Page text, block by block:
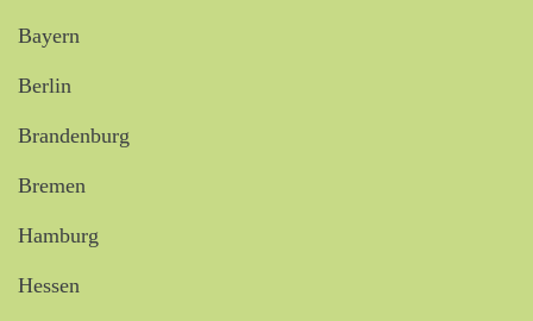
Bayern
Berlin
Brandenburg
Bremen
Hamburg
Hessen